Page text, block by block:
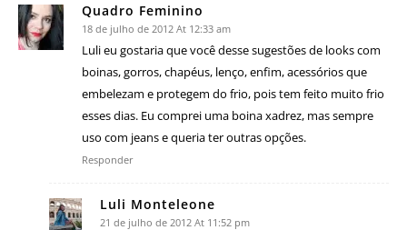
Quadro Feminino
18 de julho de 2012 At 12:33 am
Luli eu gostaria que você desse sugestões de looks com
boinas, gorros, chapéus, lenço, enfim, acessórios que
embelezam e protegem do frio, pois tem feito muito frio
esses dias. Eu comprei uma boina xadrez, mas sempre
uso com jeans e queria ter outras opções.
Responder
Luli Monteleone
21 de julho de 2012 At 11:52 pm